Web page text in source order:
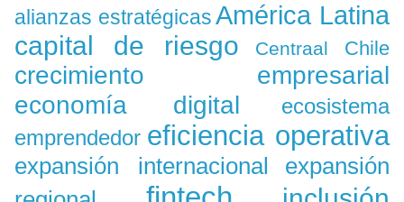
alianzas estratégicas América Latina
capital de riesgo Centraal Chile
crecimiento empresarial
economía digital
ecosistema
emprendedor eficiencia operativa
expansión internacional
expansión